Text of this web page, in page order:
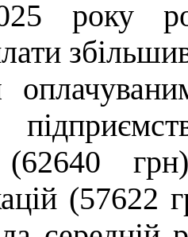
року
(62640
(57622